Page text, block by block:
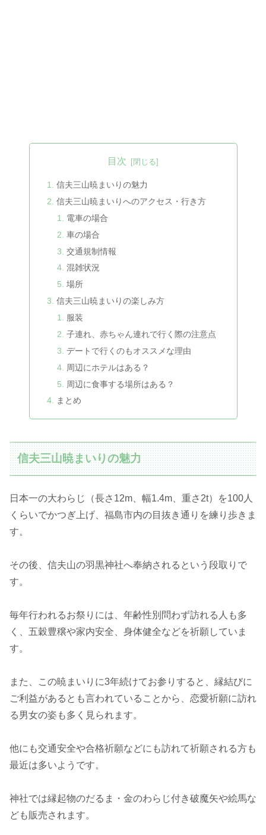
目次
信夫三山暁まいりの魅力
信夫三山暁まいりへのアクセス・行き方
電車の場合
車の場合
交通規制情報
混雑状況
場所
信夫三山暁まいりの楽しみ方
服装
子連れ、赤ちゃん連れで行く際の注意点
デートで行くのもオススメな理由
周辺にホテルはある？
周辺に食事する場所はある？
まとめ
信夫三山暁まいりの魅力
日本一の大わらじ（長さ12m、幅1.4m、重さ2t）を100人
くらいでかつぎ上げ、福島市内の目抜き通りを練り歩きま
す。
その後、信夫山の羽黒神社へ奉納されるという段取りで
す。
毎年行われるお祭りには、年齢性別問わず訪れる人も多
く、五穀豊穣や家内安全、身体健全などを祈願していま
す。
また、この暁まいりに3年続けてお参りすると、縁結びに
ご利益があるとも言われていることから、恋愛祈願に訪れ
る男女の姿も多く見られます。
他にも交通安全や合格祈願などにも訪れて祈願される方も
最近は多いようです。
神社では縁起物のだるま・金のわらじ付き破魔矢や絵馬な
ども販売されます。